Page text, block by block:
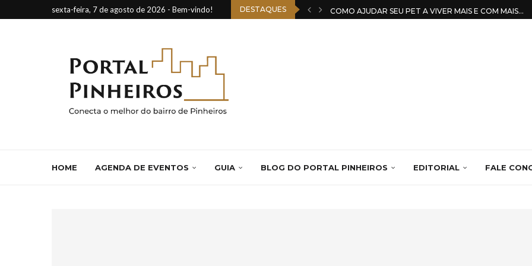
sexta-feira, 7 de agosto de 2026 - Bem-vindo! DESTAQUES COMO AJUDAR SEU PET A VIVER MAIS E COM MAIS...
HOME AGENDA DE EVENTOS GUIA BLOG DO PORTAL PINHEIROS EDITORIAL FALE